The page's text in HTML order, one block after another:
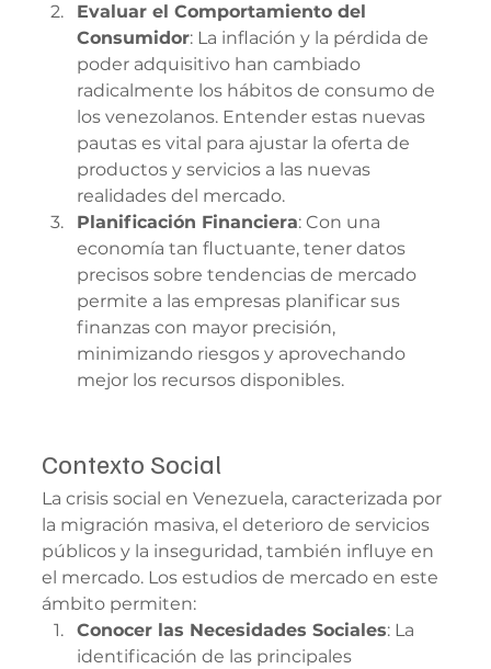
Evaluar el Comportamiento del
Consumidor: La inflación y la pérdida de
poder adquisitivo han cambiado
radicalmente los hábitos de consumo de
los venezolanos. Entender estas nuevas
pautas es vital para ajustar la oferta de
productos y servicios a las nuevas
realidades del mercado.
Planificación Financiera: Con una
economía tan fluctuante, tener datos
precisos sobre tendencias de mercado
permite a las empresas planificar sus
finanzas con mayor precisión,
minimizando riesgos y aprovechando
mejor los recursos disponibles.
Contexto Social
La crisis social en Venezuela, caracterizada por
la migración masiva, el deterioro de servicios
públicos y la inseguridad, también influye en
el mercado. Los estudios de mercado en este
ámbito permiten:
Conocer las Necesidades Sociales: La
identificación de las principales